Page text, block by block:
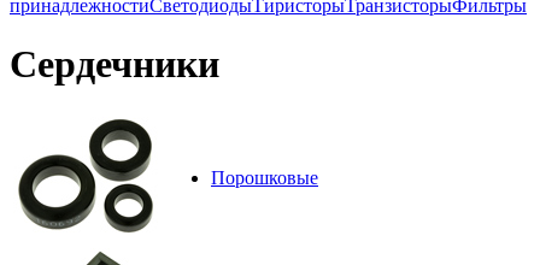
принадлежностиСветодиодыТиристорыТранзисторыФильтры
Сердечники
Порошковые